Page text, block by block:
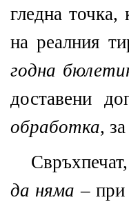
гледна точка,
на реалния
годна
доставени
обработка,
да няма – при